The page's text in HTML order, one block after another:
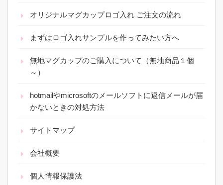
オリジナルマグカップロゴ入れ ご注文の流れ
まずはロゴ入れサンプルを作ってみたい方へ
無地マグカップのご購入について（無地商品１個
～）
hotmailやmicrosoftのメールソフトに返信メールが届
かないときの対処方法
サイトマップ
会社概要
個人情報保護法